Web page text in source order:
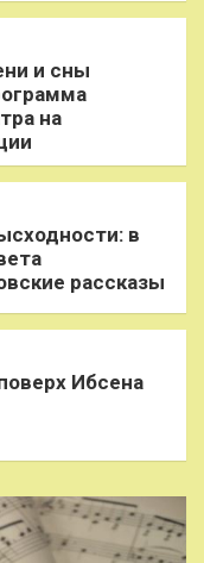
и сны
на
в
рассказы
Ибсена